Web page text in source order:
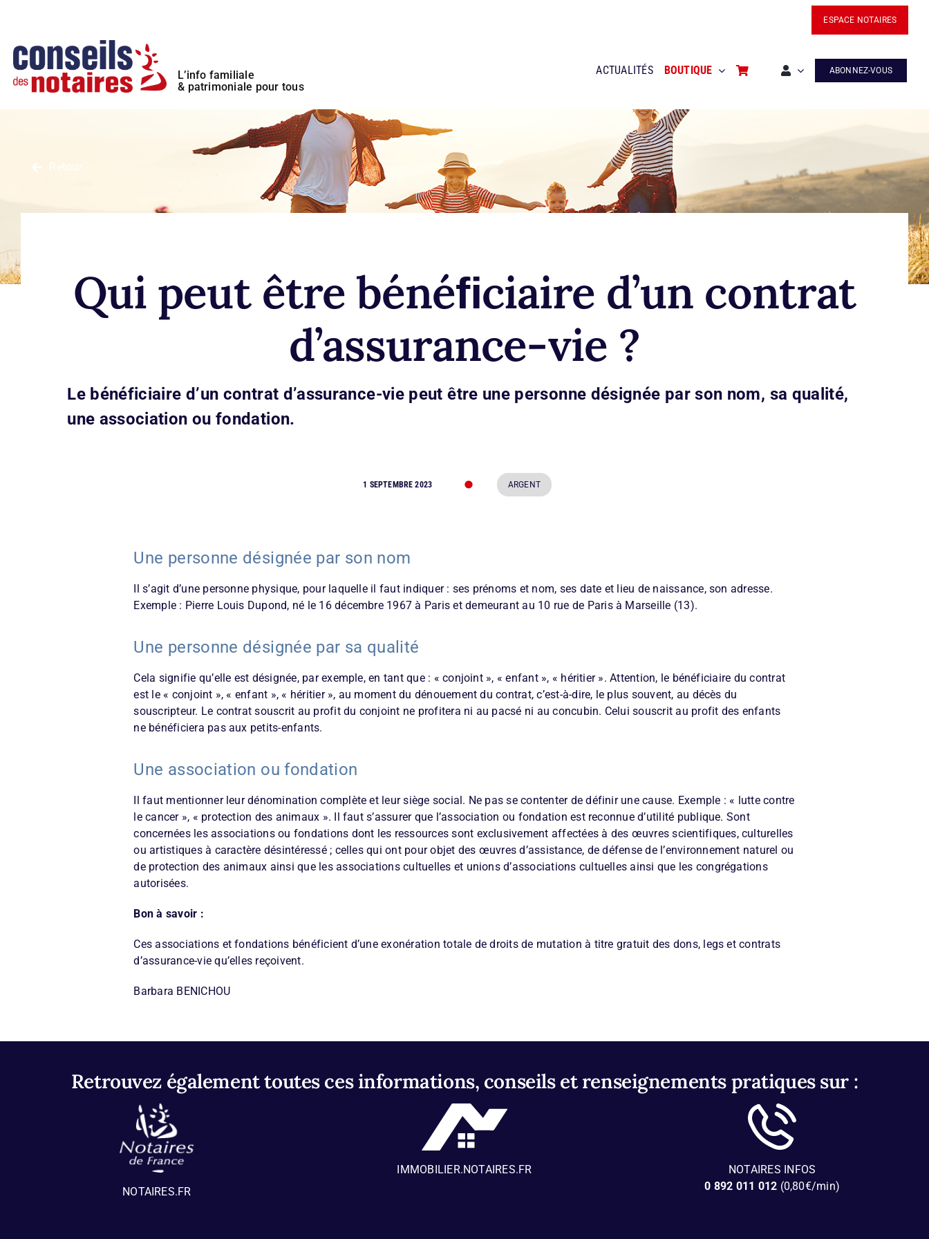
ESPACE NOTAIRES
L’info familiale
& patrimoniale pour tous
ACTUALITÉS BOUTIQUE ABONNEZ-VOUS
Retour
Qui peut être bénéﬁciaire d’un contrat
d’assurance-vie ?
Le bénéficiaire d’un contrat d’assurance-vie peut être une personne désignée par son nom, sa qualité,
une association ou fondation.
1 SEPTEMBRE 2023 • ARGENT
Une personne désignée par son nom
Il s’agit d’une personne physique, pour laquelle il faut indiquer : ses prénoms et nom, ses date et lieu de naissance, son adresse.
Exemple : Pierre Louis Dupond, né le 16 décembre 1967 à Paris et demeurant au 10 rue de Paris à Marseille (13).
Une personne désignée par sa qualité
Cela signifie qu’elle est désignée, par exemple, en tant que : « conjoint », « enfant », « héritier ». Attention, le bénéficiaire du contrat
est le « conjoint », « enfant », « héritier », au moment du dénouement du contrat, c’est-à-dire, le plus souvent, au décès du
souscripteur. Le contrat souscrit au profit du conjoint ne profitera ni au pacsé ni au concubin. Celui souscrit au profit des enfants
ne bénéficiera pas aux petits-enfants.
Une association ou fondation
Il faut mentionner leur dénomination complète et leur siège social. Ne pas se contenter de définir une cause. Exemple : « lutte contre
le cancer », « protection des animaux ». Il faut s’assurer que l’association ou fondation est reconnue d’utilité publique. Sont
concernées les associations ou fondations dont les ressources sont exclusivement affectées à des œuvres scientifiques, culturelles
ou artistiques à caractère désintéressé ; celles qui ont pour objet des œuvres d’assistance, de défense de l’environnement naturel ou
de protection des animaux ainsi que les associations cultuelles et unions d’associations cultuelles ainsi que les congrégations
autorisées.
Bon à savoir :
Ces associations et fondations bénéficient d’une exonération totale de droits de mutation à titre gratuit des dons, legs et contrats
d’assurance-vie qu’elles reçoivent.
Barbara BENICHOU
Retrouvez également toutes ces informations, conseils et renseignements pratiques sur :
NOTAIRES.FR
IMMOBILIER.NOTAIRES.FR
NOTAIRES INFOS
0 892 011 012 (0,80€/min)